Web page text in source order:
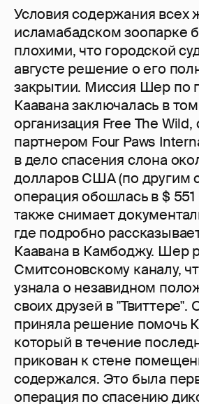
Условия содержания всех
исламабадском зоопарке
плохими, что городской
августе решение о его
закрытии. Миссия Шер
Каавана заключалась в
организация Free The Wild,
партнером Four Paws
в дело спасения слона
долларов США (по другим
операция обошлась в $
также снимает
где подробно
Каавана в Камбоджу. Шер
Смитсоновскому каналу,
узнала о незавидном
своих друзей в "Твиттере".
приняла решение помочь
который в течение
прикован к стене
содержался. Это была
операция по спасению